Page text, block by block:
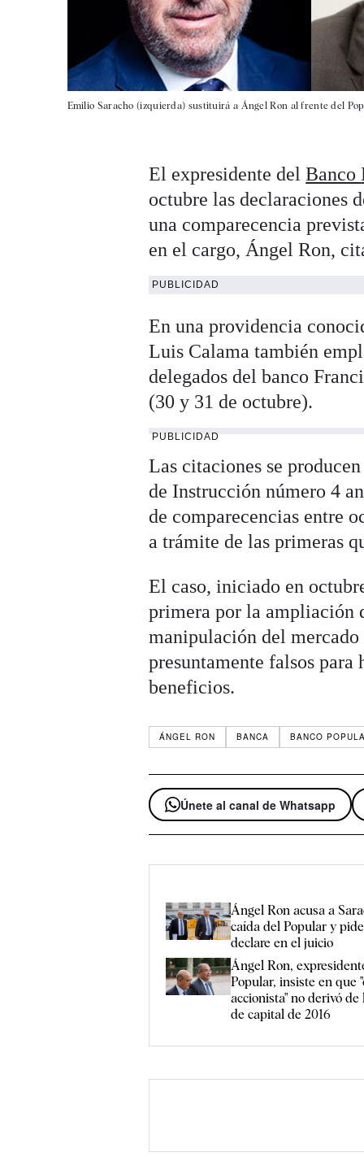
Emilio Saracho (izquierda) sustituirá a Ángel Ron al frente del
El expresidente delBanco
octubre las declaraciones
una comparecencia
en el cargo, Ángel Ron,
PUBLICIDAD
En una providencia
Luis Calama también
delegados del banco
(30 y 31 de octubre).
PUBLICIDAD
Las citaciones se
de Instrucción número 4
de comparecencias entre
a trámite de las primeras
El caso, iniciado en
primera por la ampliación
manipulación del
presuntamente falsos
beneficios.
ÁNGEL RON BANCA BANCO
Únete al canal de Whatsapp
Ángel Ron acusa a
caída del Popular y
declare en el juicio
Ángel Ron,
Popular, insiste en que
accionista" no derivó
de capital de 2016